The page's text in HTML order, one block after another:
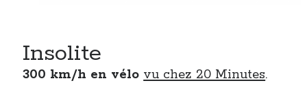
Insolite
300 km/h en vélo vu chez 20 Minutes.